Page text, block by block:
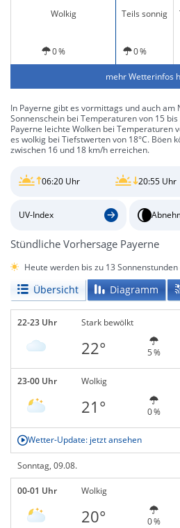
Wolkig
Teils sonnig
0 %
0 %
mehr Wetterinfos
In Payerne gibt es vormittags und auch
Sonnenschein bei Temperaturen von 15
Payerne leichte Wolken bei Temperaturen
es wolkig bei Tiefstwerten von 18°C. Böen
zwischen 16 und 18 km/h erreichen.
06:20 Uhr 20:55 Uhr
UV-Index
Stündliche Vorhersage Payerne
Heute werden bis zu 13
Übersicht Diagramm
22-23 Uhr Stark bewölkt
22° 5 %
23-00 Uhr Wolkig
21° 0 %
Wetter-Update: jetzt ansehen
Sonntag, 09.08.
00-01 Uhr Wolkig
20° 0 %